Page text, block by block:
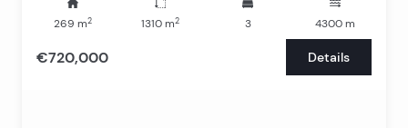
269 m2 1310 m2 3 4300 m
€720,000 Details